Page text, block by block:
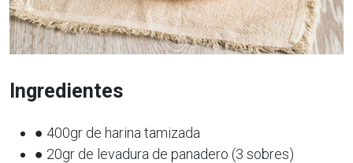
Ingredientes
● 400gr de harina tamizada
● 20gr de levadura de panadero (3 sobres)